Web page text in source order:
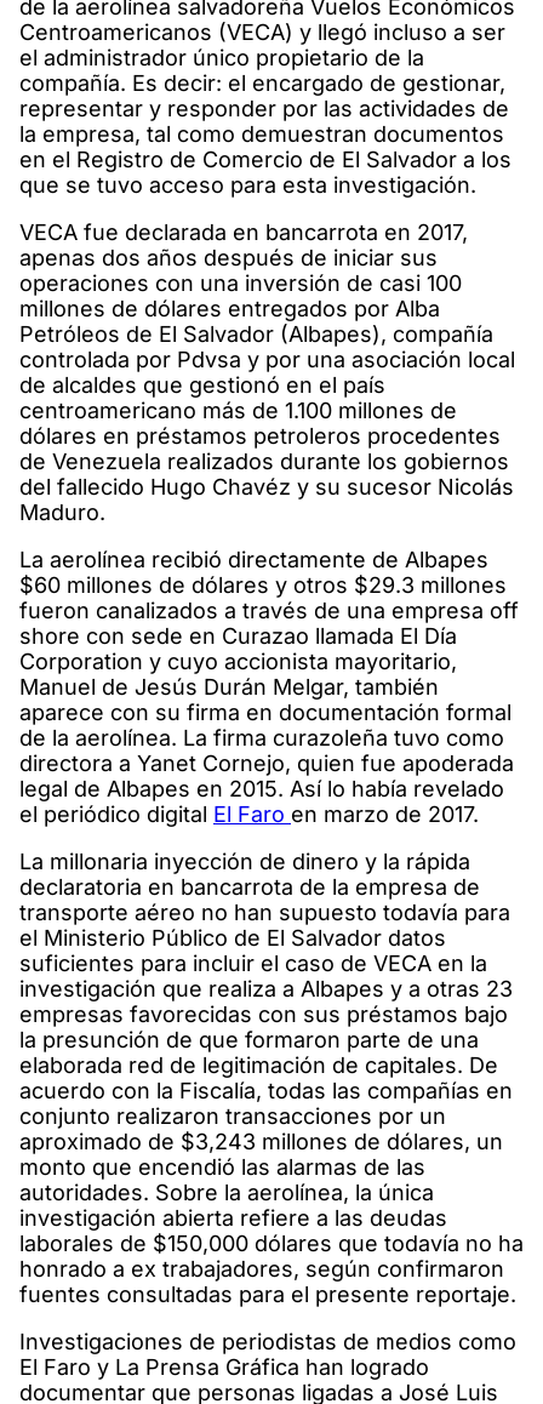
de la aerolínea salvadoreña Vuelos Económicos
Centroamericanos (VECA) y llegó incluso a ser
el administrador único propietario de la
compañía. Es decir: el encargado de gestionar,
representar y responder por las actividades de
la empresa, tal como demuestran documentos
en el Registro de Comercio de El Salvador a los
que se tuvo acceso para esta investigación.
VECA fue declarada en bancarrota en 2017,
apenas dos años después de iniciar sus
operaciones con una inversión de casi 100
millones de dólares entregados por Alba
Petróleos de El Salvador (Albapes), compañía
controlada por Pdvsa y por una asociación local
de alcaldes que gestionó en el país
centroamericano más de 1.100 millones de
dólares en préstamos petroleros procedentes
de Venezuela realizados durante los gobiernos
del fallecido Hugo Chavéz y su sucesor Nicolás
Maduro.
La aerolínea recibió directamente de Albapes
$60 millones de dólares y otros $29.3 millones
fueron canalizados a través de una empresa off
shore con sede en Curazao llamada El Día
Corporation y cuyo accionista mayoritario,
Manuel de Jesús Durán Melgar, también
aparece con su firma en documentación formal
de la aerolínea. La firma curazoleña tuvo como
directora a Yanet Cornejo, quien fue apoderada
legal de Albapes en 2015. Así lo había revelado
el periódico digital El Faro en marzo de 2017.
La millonaria inyección de dinero y la rápida
declaratoria en bancarrota de la empresa de
transporte aéreo no han supuesto todavía para
el Ministerio Público de El Salvador datos
suficientes para incluir el caso de VECA en la
investigación que realiza a Albapes y a otras 23
empresas favorecidas con sus préstamos bajo
la presunción de que formaron parte de una
elaborada red de legitimación de capitales. De
acuerdo con la Fiscalía, todas las compañías en
conjunto realizaron transacciones por un
aproximado de $3,243 millones de dólares, un
monto que encendió las alarmas de las
autoridades. Sobre la aerolínea, la única
investigación abierta refiere a las deudas
laborales de $150,000 dólares que todavía no ha
honrado a ex trabajadores, según confirmaron
fuentes consultadas para el presente reportaje.
Investigaciones de periodistas de medios como
El Faro y La Prensa Gráfica han logrado
documentar que personas ligadas a José Luis